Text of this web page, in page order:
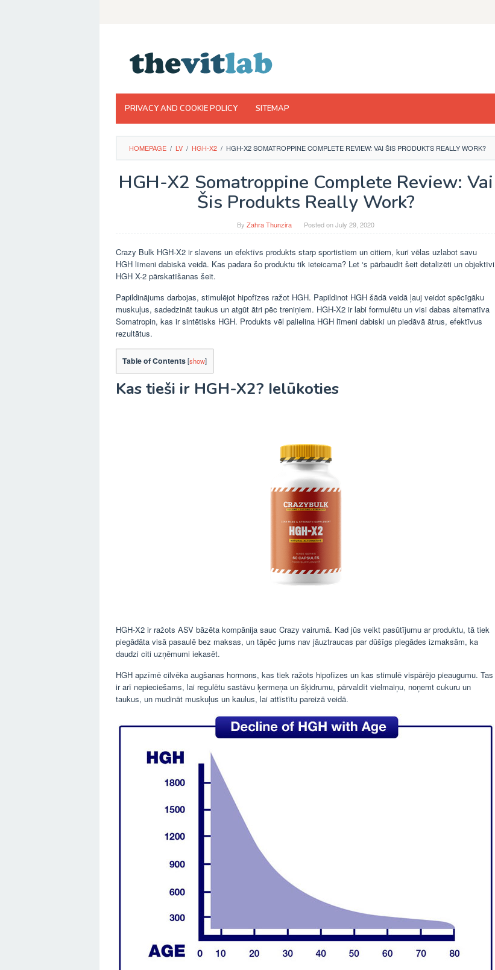
PRIVACY AND COOKIE POLICY SITEMAP
HOMEPAGE / LV / HGH-X2 / HGH-X2 SOMATROPPINE COMPLETE REVIEW: VAI ŠIS PRODUKTS REALLY WORK?
HGH-X2 Somatroppine Complete Review: Vai
Šis Produkts Really Work?
By Zahra Thunzira Posted onJuly 29, 2020
Crazy Bulk HGH-X2 ir slavens un efektīvs produkts starp sportistiem un citiem, kuri vēlas uzlabot savu
HGH līmeni dabiskā veidā. Kas padara šo produktu tik ieteicama? Let ‘s pārbaudīt šeit detalizēti un objektīvi
HGH X-2 pārskatīšanas šeit.
Papildinājums darbojas, stimulējot hipofīzes ražot HGH. Papildinot HGH šādā veidā ļauj veidot spēcīgāku
muskuļus, sadedzināt taukus un atgūt ātri pēc treniņiem. HGH-X2 ir labi formulētu un visi dabas alternatīva
Somatropin, kas ir sintētisks HGH. Produkts vēl palielina HGH līmeni dabiski un piedāvā ātrus, efektīvus
rezultātus.
Table of Contents[show]
Kas tieši ir HGH-X2? Ielūkoties
HGH-X2 ir ražots ASV bāzēta kompānija sauc Crazy vairumā. Kad jūs veikt pasūtījumu ar produktu, tā tiek
piegādāta visā pasaulē bez maksas, un tāpēc jums nav jāuztraucas par dūšīgs piegādes izmaksām, ka
daudzi citi uzņēmumi iekasēt.
HGH apzīmē cilvēka augšanas hormons, kas tiek ražots hipofīzes un kas stimulē vispārējo pieaugumu. Tas
ir arī nepieciešams, lai regulētu sastāvu ķermeņa un šķidrumu, pārvaldīt vielmaiņu, noņemt cukuru un
taukus, un mudināt muskuļus un kaulus, lai attīstītu pareizā veidā.